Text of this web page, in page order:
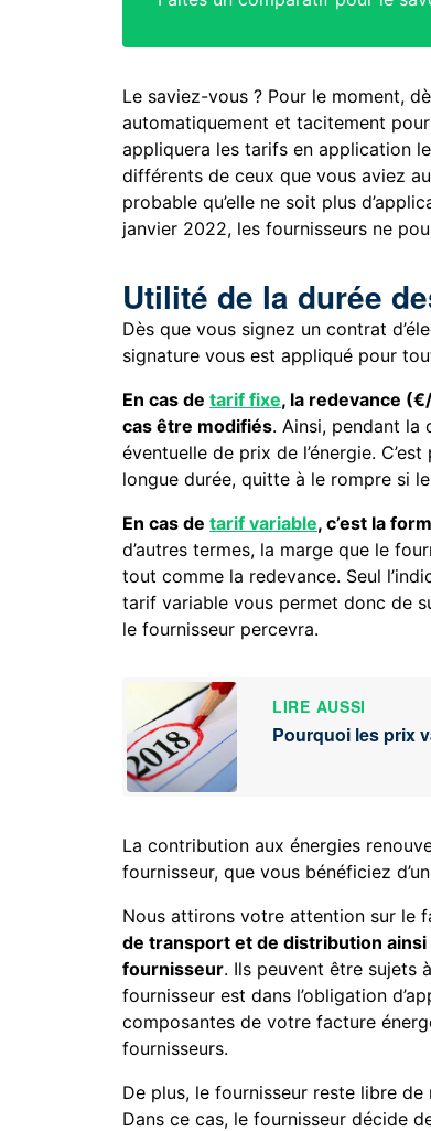
Le saviez-vous ? Pour le moment,
automatiquement et tacitement
appliquera les tarifs en application
différents de ceux que vous aviez
probable qu’elle ne soit plus
janvier 2022, les fournisseurs ne
Utilité de la durée
Dès que vous signez un contrat
signature vous est appliqué pour
En cas detarif fixe, la redevance
cas être modifiés. Ainsi, pendant la
éventuelle de prix de l’énergie.
longue durée, quitte à le rompre si
En cas detarif variable, c’est la
d’autres termes, la marge que le
tout comme la redevance. Seul
tarif variable vous permet donc de
le fournisseur percevra.
LIRE AUSSI
Pourquoi les prix
La contribution aux énergies
fournisseur, que vous bénéficiez
Nous attirons votre attention sur le
de transport et de distribution
fournisseur. Ils peuvent être sujets
fournisseur est dans l’obligation
composantes de votre facture
fournisseurs.
De plus, le fournisseur reste libre
Dans ce cas, le fournisseur décide